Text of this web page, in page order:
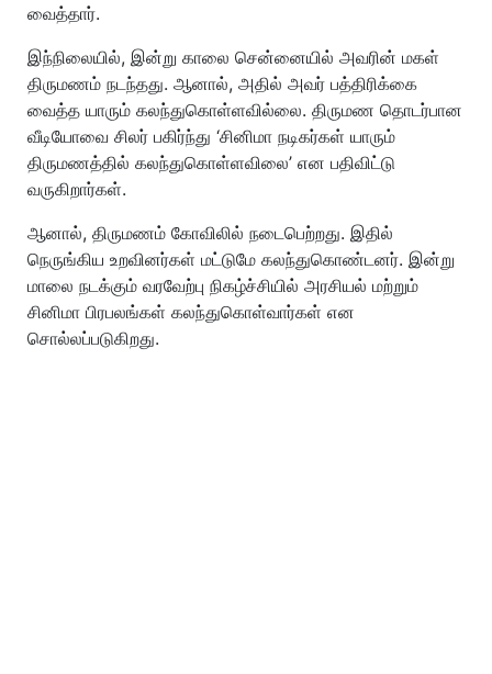
வைத்தார்.
இந்நிலையில், இன்று காலை சென்னையில் அவரின் மகள்
திருமணம் நடந்தது. ஆனால், அதில் அவர் பத்திரிக்கை
வைத்த யாரும் கலந்துகொள்ளவில்லை. திருமண தொடர்பான
வீடியோவை சிலர் பகிர்ந்து ‘சினிமா நடிகர்கள் யாரும்
திருமணத்தில் கலந்துகொள்ளவிலை’ என பதிவிட்டு
வருகிறார்கள்.
ஆனால், திருமணம் கோவிலில் நடைபெற்றது. இதில்
நெருங்கிய உறவினர்கள் மட்டுமே கலந்துகொண்டனர். இன்று
மாலை நடக்கும் வரவேற்பு நிகழ்ச்சியில் அரசியல் மற்றும்
சினிமா பிரபலங்கள் கலந்துகொள்வார்கள் என
சொல்லப்படுகிறது.